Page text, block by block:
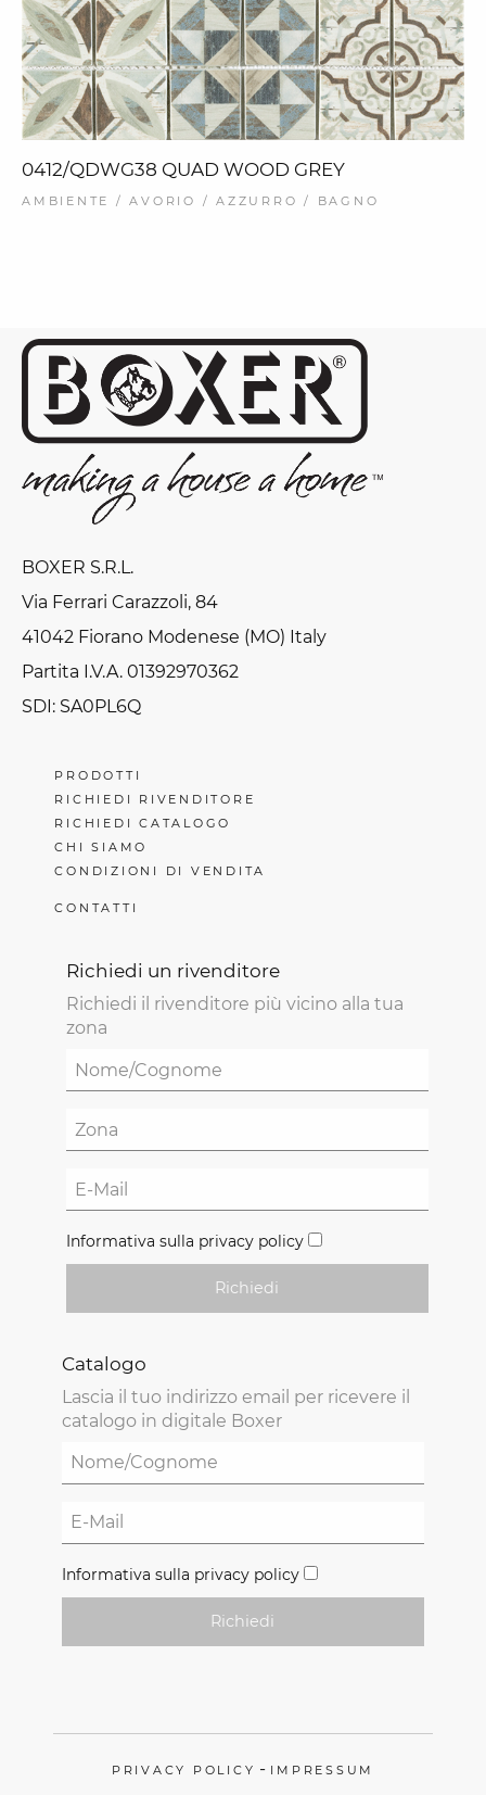
0412/QDWG38 QUAD WOOD GREY
AMBIENTE / AVORIO / AZZURRO / BAGNO
BOXER S.R.L.
Via Ferrari Carazzoli, 84
41042 Fiorano Modenese (MO) Italy
Partita I.V.A. 01392970362
SDI: SA0PL6Q
PRODOTTI
RICHIEDI RIVENDITORE
RICHIEDI CATALOGO
CHI SIAMO
CONDIZIONI DI VENDITA
CONTATTI
Richiedi un rivenditore
Richiedi il rivenditore più vicino alla tua
zona
Informativa sulla privacy policy
Richiedi
Catalogo
Lascia il tuo indirizzo email per ricevere il
catalogo in digitale Boxer
Informativa sulla privacy policy
Richiedi
PRIVACY POLICY - IMPRESSUM